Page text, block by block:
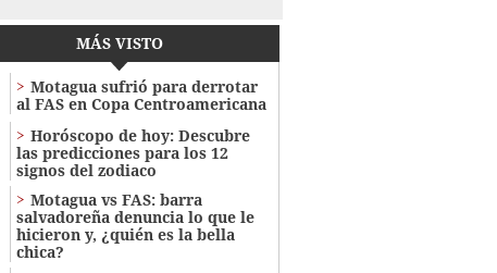
MÁS VISTO
Motagua sufrió para derrotar
al FAS en Copa Centroamericana
Horóscopo de hoy: Descubre
las predicciones para los 12
signos del zodiaco
Motagua vs FAS: barra
salvadoreña denuncia lo que le
hicieron y, ¿quién es la bella
chica?